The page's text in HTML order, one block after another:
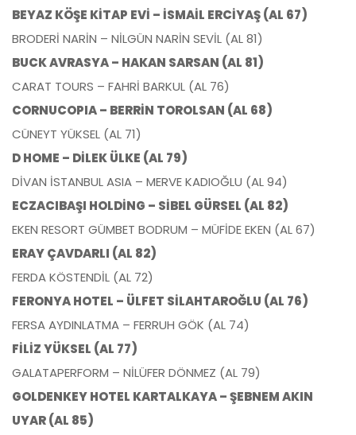
BEYAZ KÖŞE KİTAP EVİ – İSMAİL ERCİYAŞ (AL 67)
BRODERİ NARİN – NİLGÜN NARİN SEVİL (AL 81)
BUCK AVRASYA – HAKAN SARSAN (AL 81)
CARAT TOURS – FAHRİ BARKUL (AL 76)
CORNUCOPIA – BERRİN TOROLSAN (AL 68)
CÜNEYT YÜKSEL (AL 71)
D HOME – DİLEK ÜLKE (AL 79)
DİVAN İSTANBUL ASIA – MERVE KADIOĞLU (AL 94)
ECZACIBAŞI HOLDİNG – SİBEL GÜRSEL (AL 82)
EKEN RESORT GÜMBET BODRUM – MÜFİDE EKEN (AL 67)
ERAY ÇAVDARLI (AL 82)
FERDA KÖSTENDİL (AL 72)
FERONYA HOTEL – ÜLFET SİLAHTAROĞLU (AL 76)
FERSA AYDINLATMA – FERRUH GÖK (AL 74)
FİLİZ YÜKSEL (AL 77)
GALATAPERFORM – NİLÜFER DÖNMEZ (AL 79)
GOLDENKEY HOTEL KARTALKAYA – ŞEBNEM AKIN
UYAR (AL 85)